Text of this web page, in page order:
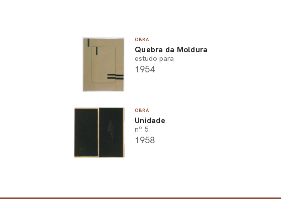
OBRA
Quebra da Moldura
estudo para
1954
OBRA
Unidade
nº 5
1958